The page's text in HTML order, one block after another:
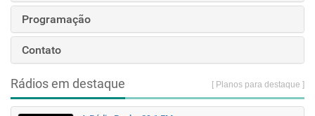
Programação
Contato
Rádios em destaque [ Planos para destaque ]